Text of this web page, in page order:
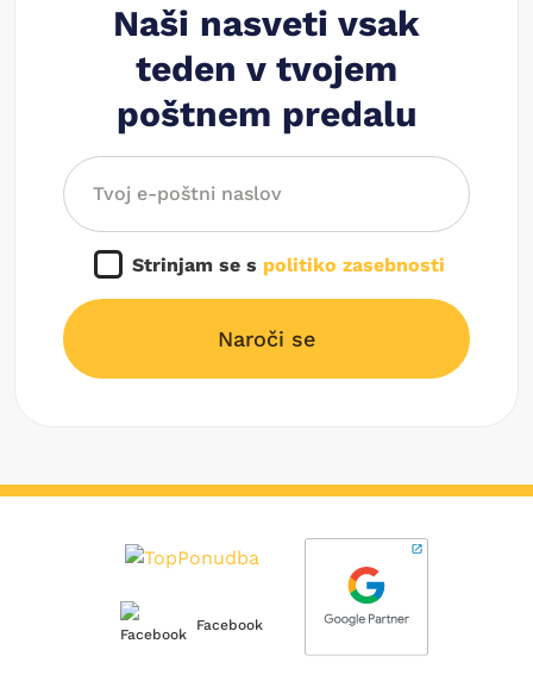
Naši nasveti vsak
teden v tvojem
poštnem predalu
Strinjam se s politiko zasebnosti
Naroči se
Facebook